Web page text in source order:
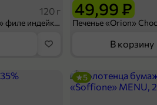
120 г
Ветчина «ИНДИлайт» филе индейки Мраморное, в нарезке, 120 г
49,99 ₽
В корзину
5